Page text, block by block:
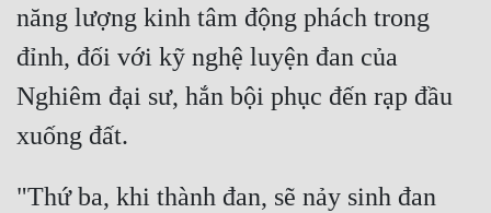
năng lượng kinh tâm động phách trong
đỉnh, đối với kỹ nghệ luyện đan của
Nghiêm đại sư, hắn bội phục đến rạp đầu
"Thứ ba, khi thành đan, sẽ nảy sinh đan